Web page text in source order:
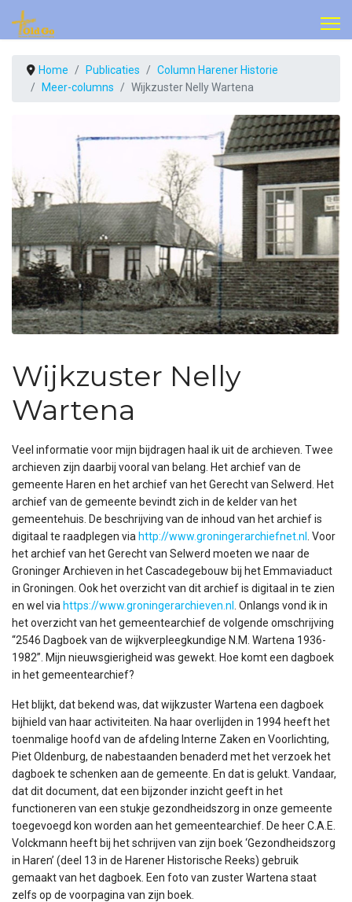
Home Publicaties
Column Harener Historie
Meer-columns
Wijkzuster Nelly Wartena
Wijkzuster Nelly
Wartena
Veel informatie voor mijn bijdragen haal ik uit de archieven. Twee
archieven zijn daarbij vooral van belang. Het archief van de
gemeente Haren en het archief van het Gerecht van Selwerd. Het
archief van de gemeente bevindt zich in de kelder van het
gemeentehuis. De beschrijving van de inhoud van het archief is
digitaal te raadplegen via http://www.groningerarchiefnet.nl
. Voor
het archief van het Gerecht van Selwerd moeten we naar de
Groninger Archieven in het Cascadegebouw bij het Emmaviaduct
in Groningen. Ook het overzicht van dit archief is digitaal in te zien
en wel via https://www.groningerarchieven.nl
. Onlangs vond ik in
het overzicht van het gemeentearchief de volgende omschrijving
“2546 Dagboek van de wijkverpleegkundige N.M. Wartena 1936-
1982”. Mijn nieuwsgierigheid was gewekt. Hoe komt een dagboek
in het gemeentearchief?
Het blijkt, dat bekend was, dat wijkzuster Wartena een dagboek
bijhield van haar activiteiten. Na haar overlijden in 1994 heeft het
toenmalige hoofd van de afdeling Interne Zaken en Voorlichting,
Piet Oldenburg, de nabestaanden benaderd met het verzoek het
dagboek te schenken aan de gemeente. En dat is gelukt. Vandaar,
dat dit document, dat een bijzonder inzicht geeft in het
functioneren van een stukje gezondheidszorg in onze gemeente
toegevoegd kon worden aan het gemeentearchief. De heer C.A.E.
Volckmann heeft bij het schrijven van zijn boek ‘Gezondheidszorg
in Haren’ (deel 13 in de Harener Historische Reeks) gebruik
gemaakt van het dagboek. Een foto van zuster Wartena staat
zelfs op de voorpagina van zijn boek.